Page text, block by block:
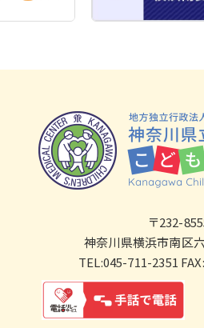
〒232-
神奈川県横浜市南区
TEL:045-711-2351